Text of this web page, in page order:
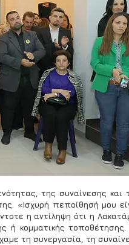
της συναίνεσης και
«Ισχυρή πεποίθησή μου
η αντίληψη ότι η
ή κομματικής
τη συνεργασία, τη